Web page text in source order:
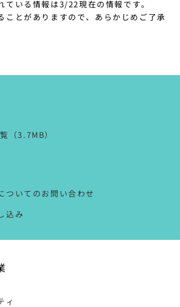
ている情報は3/22現在の情報です。
ことがありますので、あらかじめご了承
（3.7MB）
ついてのお問い合わせ
込み
ィ